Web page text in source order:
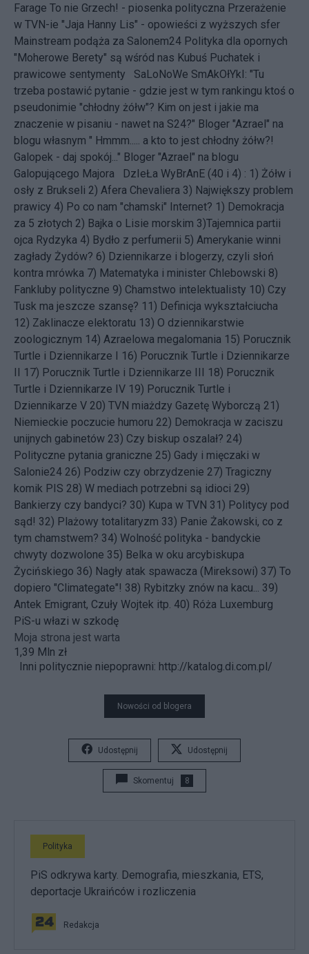
Farage To nie Grzech! - piosenka polityczna Przerażenie
w TVN-ie "Jaja Hanny Lis" - opowieści z wyższych sfer
Mainstream podąża za Salonem24 Polityka dla opornych
"Moherowe Berety" są wśród nas Kubuś Puchatek i
prawicowe sentymenty SaLoNoWe SmAkOłYkI: "Tu
trzeba postawić pytanie - gdzie jest w tym rankingu ktoś o
pseudonimie "chłodny żółw"? Kim on jest i jakie ma
znaczenie w pisaniu - nawet na S24?" Bloger "Azrael" na
blogu własnym " Hmmm..... a kto to jest chłodny żółw?!
Galopek - daj spokój..." Bloger "Azrael" na blogu
Galopującego Majora DzIeŁa WyBrAnE (40 i 4) : 1) Żółw i
osły z Brukseli 2) Afera Chevaliera 3) Największy problem
prawicy 4) Po co nam "chamski" Internet? 1) Demokracja
za 5 złotych 2) Bajka o Lisie morskim 3)Tajemnica partii
ojca Rydzyka 4) Bydło z perfumerii 5) Amerykanie winni
zagłady Żydów? 6) Dziennikarze i blogerzy, czyli słoń
kontra mrówka 7) Matematyka i minister Chlebowski 8)
Fankluby polityczne 9) Chamstwo intelektualisty 10) Czy
Tusk ma jeszcze szansę? 11) Definicja wykształciucha
12) Zaklinacze elektoratu 13) O dziennikarstwie
zoologicznym 14) Azraelowa megalomania 15) Porucznik
Turtle i Dziennikarze I 16) Porucznik Turtle i Dziennikarze
II 17) Porucznik Turtle i Dziennikarze III 18) Porucznik
Turtle i Dziennikarze IV 19) Porucznik Turtle i
Dziennikarze V 20) TVN miażdzy Gazetę Wyborczą 21)
Niemieckie poczucie humoru 22) Demokracja w zaciszu
unijnych gabinetów 23) Czy biskup oszalał? 24)
Polityczne pytania graniczne 25) Gady i mięczaki w
Salonie24 26) Podziw czy obrzydzenie 27) Tragiczny
komik PIS 28) W mediach potrzebni są idioci 29)
Bankierzy czy bandyci? 30) Kupa w TVN 31) Politycy pod
sąd! 32) Plażowy totalitaryzm 33) Panie Żakowski, co z
tym chamstwem? 34) Wolność polityka - bandyckie
chwyty dozwolone 35) Belka w oku arcybiskupa
Życińskiego 36) Nagły atak spawacza (Mireksowi) 37) To
dopiero "Climategate"! 38) Rybitzky znów na kacu...
39)
Antek Emigrant, Czuły Wojtek itp. 40) Róża Luxemburg
PiS-u włazi w szkodę
Moja strona jest warta
1,39 Mln zł
Inni politycznie niepoprawni: http://katalog.di.com.pl/
Nowości od blogera
Udostępnij Udostępnij
Skomentuj 8
Polityka
PiS odkrywa karty. Demografia, mieszkania, ETS,
deportacje Ukraińców i rozliczenia
Redakcja